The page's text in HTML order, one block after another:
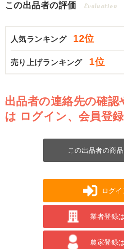
この出品者の評価 Evaluation
人気ランキング 12位
売り上げランキング 1位
出品者の連絡先の確認
は ログイン、会員登
この出品者の商
ログイ
業者登録
農家登録